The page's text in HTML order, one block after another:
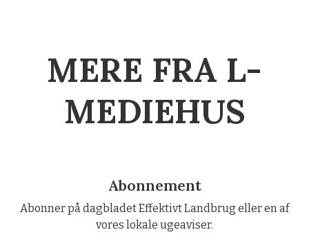
MERE FRA L-
MEDIEHUS
Abonnement
Abonner på dagbladet Effektivt Landbrug eller en af
vores lokale ugeaviser.